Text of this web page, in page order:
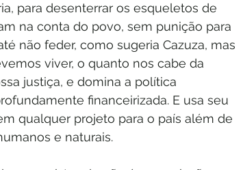
para desenterrar os esqueletos de
na conta do povo, sem punição para
não feder, como sugeria Cazuza, mas
viver, o quanto nos cabe da
justiça, e domina a política
financeirizada. E usa seu
qualquer projeto para o país além de
e naturais.